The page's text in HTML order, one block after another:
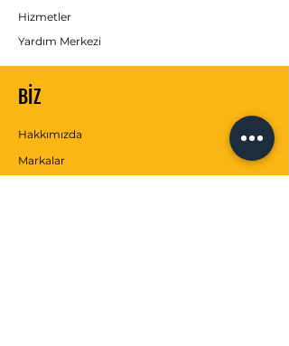
Hizmetler
Yardım Merkezi
BİZ
Hakkımızda
Markalar